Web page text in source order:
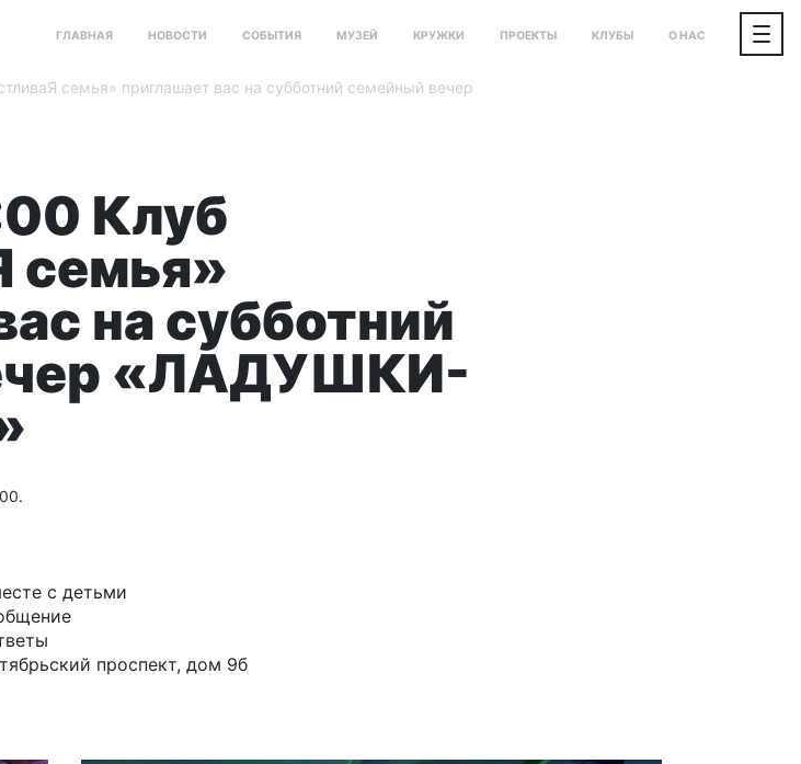
ГЛАВНАЯ НОВОСТИ СОБЫТИЯ МУЗЕЙ КРУЖКИ ПРОЕКТЫ КЛУБЫ О НАС
семья» приглашает вас на субботний семейный вечер
Клуб
семья»
на субботний
«ЛАДУШКИ-
с детьми
проспект, дом 9б